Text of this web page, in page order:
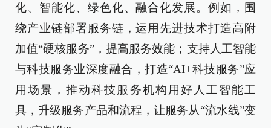
化、智能化、绿色化、融合化发展。例如，围
绕产业链部署服务链，运用先进技术打造高附
加值“硬核服务”，提高服务效能；支持人工智能
与科技服务业深度融合，打造“AI+科技服务”应
用场景，推动科技服务机构用好人工智能工
具，升级服务产品和流程，让服务从“流水线”变